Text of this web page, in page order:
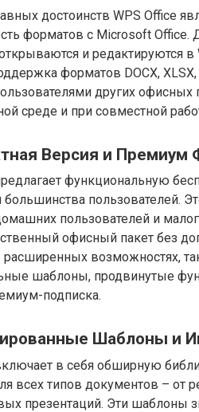
достоинств WPS Office
форматов с Microsoft Office.
и редактируются
форматов DOCX,
других офисных
среде и при совместной
Версия и Премиум
функциональную
большинства пользователей.
пользователей и
офисный пакет без
расширенных возможностях,
шаблоны, продвинутые
подписка.
Шаблоны и
в себя обширную
всех типов документов – от
презентаций. Эти шаблоны